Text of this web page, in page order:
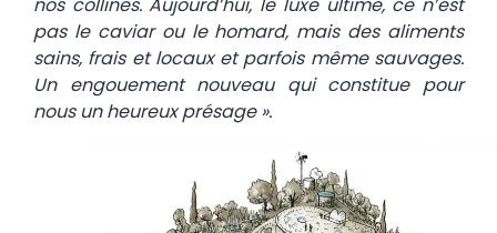
pas le caviar ou le homard, mais des aliments
sains, frais et locaux et parfois même sauvages.
Un engouement nouveau qui constitue pour
nous un heureux présage ».